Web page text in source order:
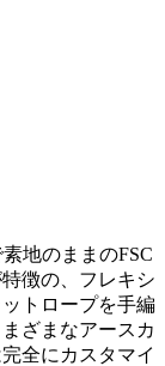
素地のままのFSC
徴の、フレキシ
トロープを手編
ざまなアースカ
全にカスタマイ